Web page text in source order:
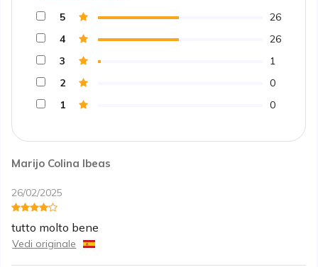
Marijo Colina Ibeas
26/02/2025
tutto molto bene
Vedi originale
5
26
4
26
3
1
2
0
1
0